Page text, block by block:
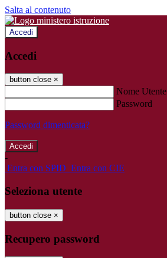
Salta al contenuto
Accedi
Accedi
button close ×
Nome Utente
Password
Password dimenticata?
-
Entra con SPID Entra con CIE
Seleziona utente
button close ×
Recupero password